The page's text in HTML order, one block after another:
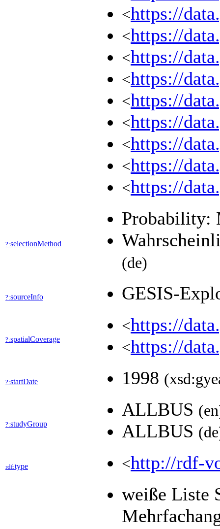
<https://
<https://
<https://
<https://
<https://
<https://
<https://
<https://
<https://
?:selectionMethod
Probability:
(de)
?:sourceInfo GESIS-
?:spatialCoverage
<https://
<https://
?:startDate 1998
?:studyGroup
ALLBUS
ALLBUS
rdf:type <http://rdf-
weiße Liste